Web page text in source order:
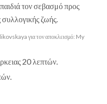
τον σεβασμό προς
συλλογικής ζωής.
για τον αποκλεισμό: My
20 λεπτών.